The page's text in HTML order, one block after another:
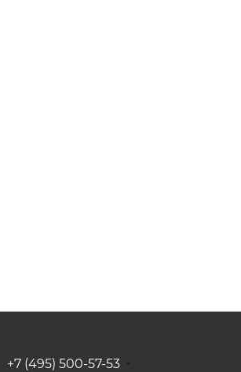
+7 (495) 500-57-53